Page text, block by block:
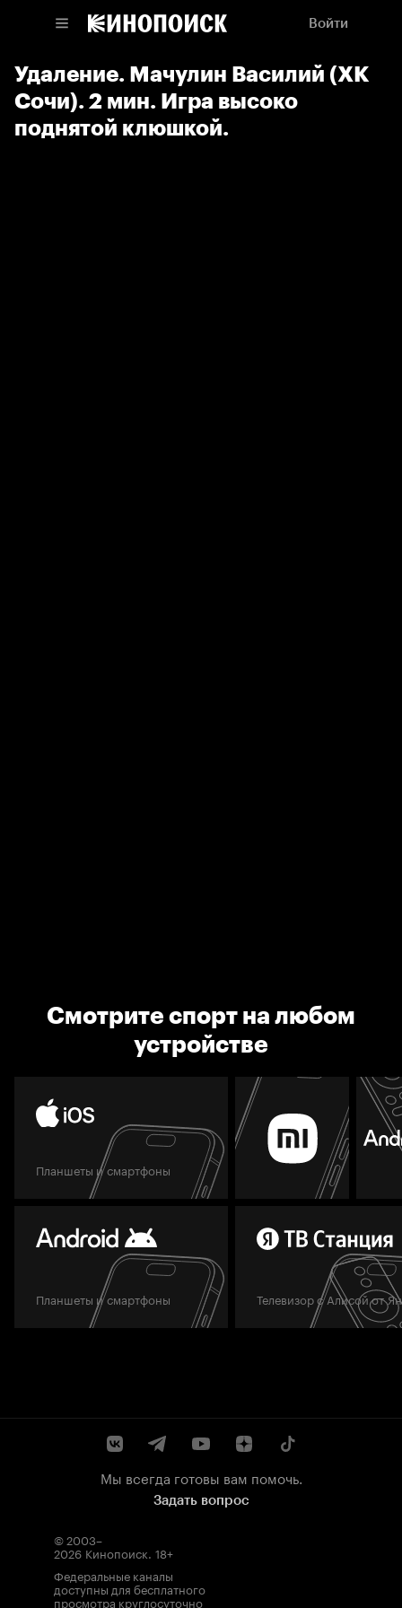
Войти
Удаление. Мачулин Василий (ХК
Сочи). 2 мин. Игра высоко
поднятой клюшкой.
Смотрите спорт на любом
устройстве
Планшеты и смартфоны
Планшеты и смартфоны Телевизор с Алисой от
Мы всегда готовы вам помочь.
Задать вопрос
© 2003–
2026 Кинопоиск. 18+
Федеральные каналы
доступны для бесплатного
просмотра круглосуточно